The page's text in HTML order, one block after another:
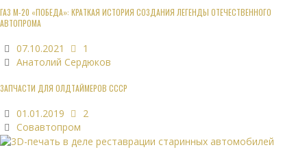
ГАЗ М-20 «ПОБЕДА»: КРАТКАЯ ИСТОРИЯ СОЗДАНИЯ ЛЕГЕНДЫ ОТЕЧЕСТВЕННОГО
АВТОПРОМА
07.10.2021
1
Анатолий Сердюков
ЗАПЧАСТИ ДЛЯ ОЛДТАЙМЕРОВ СССР
01.01.2019
2
Совавтопром